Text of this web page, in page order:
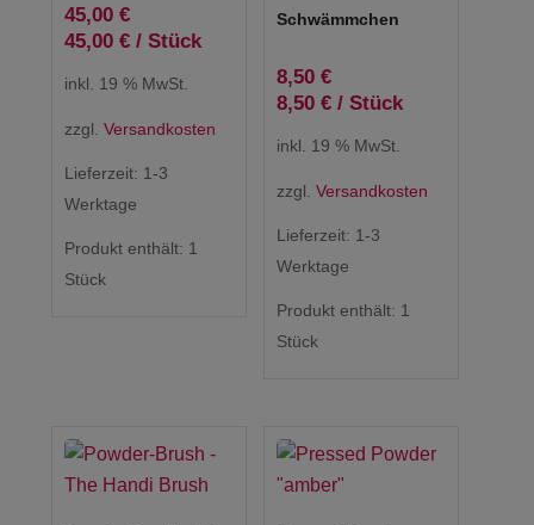
45,00 €
45,00 €/ Stück
inkl. 19 % MwSt.
zzgl. Versandkosten
Lieferzeit: 1-3
Werktage
Produkt enthält: 1
Stück
Schwämmchen
8,50 €
8,50 €/ Stück
inkl. 19 % MwSt.
zzgl. Versandkosten
Lieferzeit: 1-3
Werktage
Produkt enthält: 1
Stück